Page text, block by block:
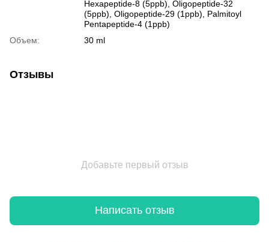
Hexapeptide-8 (5ppb), Oligopeptide-32
(5ppb), Oligopeptide-29 (1ppb), Palmitoyl
Pentapeptide-4 (1ppb)
Объем:
30 ml
Отзывы
Добавьте первый отзыв
Написать отзыв